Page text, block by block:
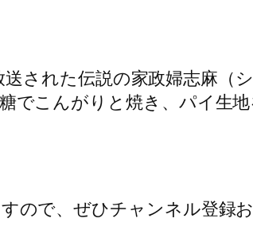
された伝説の家政婦志麻（
でこんがりと焼き、パイ生
ので、ぜひチャンネル登録お